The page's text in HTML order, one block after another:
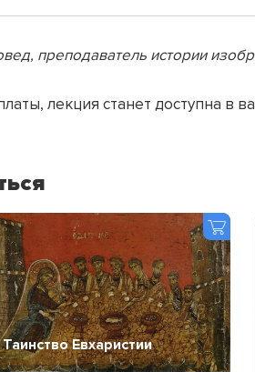
преподаватель истории
лекция станет доступна в
Таинство Евхаристии